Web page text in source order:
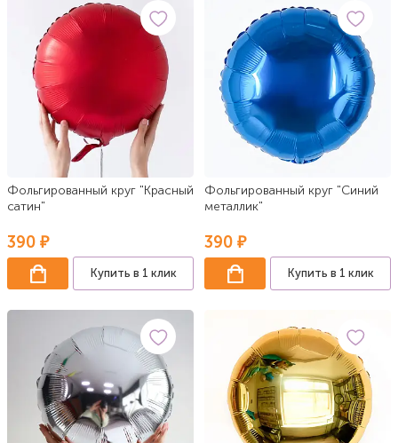
Фольгированный круг "Красный
сатин"
390 ₽
Купить в 1 клик
Фольгированный круг "Синий
металлик"
390 ₽
Купить в 1 клик